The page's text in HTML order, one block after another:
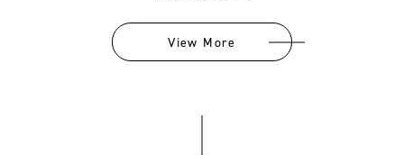
View More